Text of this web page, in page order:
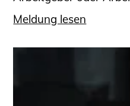
Meldung lesen